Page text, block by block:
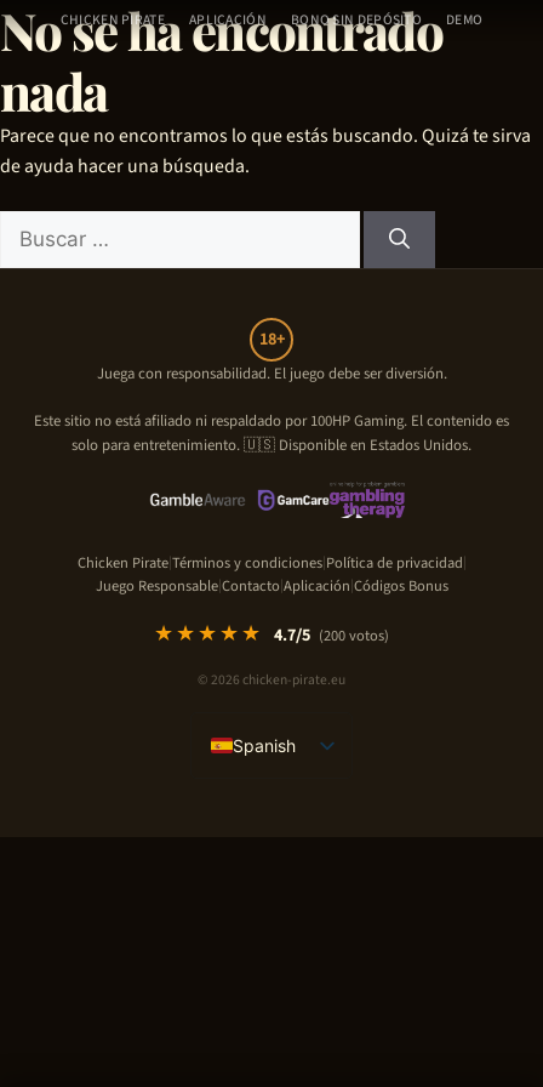
Ir
al
contenido
CHICKEN PIRATE APLICACIÓN BONO SIN DEPÓSITO DEMO
No se ha encontrado
nada
Parece que no encontramos lo que estás buscando. Quizá te sirva
de ayuda hacer una búsqueda.
Buscar:
18+
Juega con responsabilidad. El juego debe ser diversión.
Este sitio no está afiliado ni respaldado por100HP Gaming. El contenido es
solo para entretenimiento. 🇺🇸 Disponible en Estados Unidos.
Chicken Pirate|Términos y condiciones|Política de privacidad|
Juego Responsable|Contacto|Aplicación|Códigos Bonus
★★★★★ 4.7/5 (200votos)
© 2026 chicken-pirate.eu
Spanish